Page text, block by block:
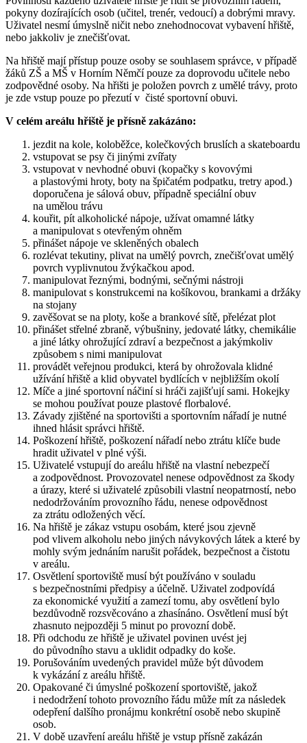
pokyny dozírajících osob (učitel, trenér, vedoucí) a dobrými mravy.
Uživatel nesmí úmyslně ničit nebo znehodnocovat vybavení hřiště,
nebo jakkoliv je znečišťovat.
Na hřiště mají přístup pouze osoby se souhlasem správce, v případě
žáků ZŠ a MŠ v Horním Němčí pouze za doprovodu učitele nebo
zodpovědné osoby. Na hřišti je položen povrch z umělé trávy, proto
je zde vstup pouze po přezutí v čisté sportovní obuvi.
V celém areálu hřiště je přísně zakázáno:
jezdit na kole, koloběžce, kolečkových bruslích a skateboardu
vstupovat se psy či jinými zvířaty
vstupovat v nevhodné obuvi (kopačky s kovovými
a plastovými hroty, boty na špičatém podpatku, tretry apod.)
doporučena je sálová obuv, případně speciální obuv
na umělou trávu
kouřit, pít alkoholické nápoje, užívat omamné látky
a manipulovat s otevřeným ohněm
přinášet nápoje ve skleněných obalech
rozlévat tekutiny, plivat na umělý povrch, znečišťovat umělý
povrch vyplivnutou žvýkačkou apod.
manipulovat řeznými, bodnými, sečnými nástroji
manipulovat s konstrukcemi na košíkovou, brankami a držáky
na stojany
zavěšovat se na ploty, koše a brankové sítě, přelézat plot
přinášet střelné zbraně, výbušniny, jedovaté látky, chemikálie
a jiné látky ohrožující zdraví a bezpečnost a jakýmkoliv
způsobem s nimi manipulovat
provádět veřejnou produkci, která by ohrožovala klidné
užívání hřiště a klid obyvatel bydlících v nejbližším okolí
Míče a jiné sportovní náčiní si hráči zajišťují sami. Hokejky
se mohou používat pouze plastové florbalové.
Závady zjištěné na sportovišti a sportovním nářadí je nutné
ihned hlásit správci hřiště.
Poškození hřiště, poškození nářadí nebo ztrátu klíče bude
hradit uživatel v plné výši.
Uživatelé vstupují do areálu hřiště na vlastní nebezpečí
a zodpovědnost. Provozovatel nenese odpovědnost za škody
a úrazy, které si uživatelé způsobili vlastní neopatrností, nebo
nedodržováním provozního řádu, nenese odpovědnost
za ztrátu odložených věcí.
Na hřiště je zákaz vstupu osobám, které jsou zjevně
pod vlivem alkoholu nebo jiných návykových látek a které by
mohly svým jednáním narušit pořádek, bezpečnost a čistotu
v areálu.
Osvětlení sportoviště musí být používáno v souladu
s bezpečnostními předpisy a účelně. Uživatel zodpovídá
za ekonomické využití a zamezí tomu, aby osvětlení bylo
bezdůvodně rozsvěcováno a zhasínáno. Osvětlení musí být
zhasnuto nejpozději 5 minut po provozní době.
Při odchodu ze hřiště je uživatel povinen uvést jej
do původního stavu a uklidit odpadky do koše.
Porušováním uvedených pravidel může být důvodem
k vykázání z areálu hřiště.
Opakované či úmyslné poškození sportoviště, jakož
i nedodržení tohoto provozního řádu může mít za následek
odepření dalšího pronájmu konkrétní osobě nebo skupině
osob.
V době uzavření areálu hřiště je vstup přísně zakázán